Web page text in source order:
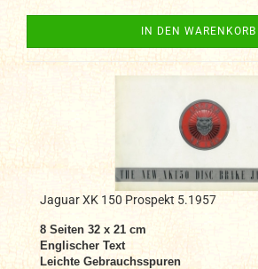
IN DEN WARENKORB
Jaguar XK 150 Prospekt 5.1957
8 Seiten 32 x 21 cm
Englischer Text
Leichte Gebrauchsspuren